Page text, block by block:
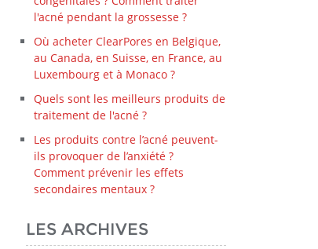
l'acné pendant la grossesse ?
Où acheter ClearPores en Belgique,
au Canada, en Suisse, en France, au
Luxembourg et à Monaco ?
Quels sont les meilleurs produits de
traitement de l'acné ?
Les produits contre l’acné peuvent-
ils provoquer de l’anxiété ?
Comment prévenir les effets
secondaires mentaux ?
LES ARCHIVES